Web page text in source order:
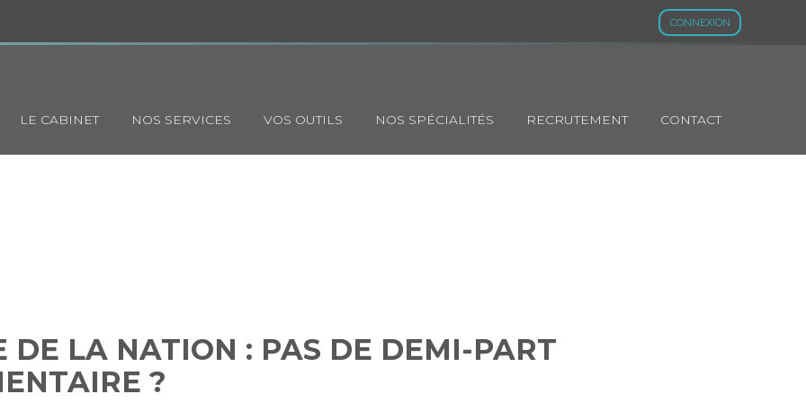
CONNEXION
Principal
LE CABINET NOS SERVICES VOS OUTILS NOS SPÉCIALITÉS RECRUTEMENT CONTACT
DE LA NATION : PAS DE DEMI-PART
?